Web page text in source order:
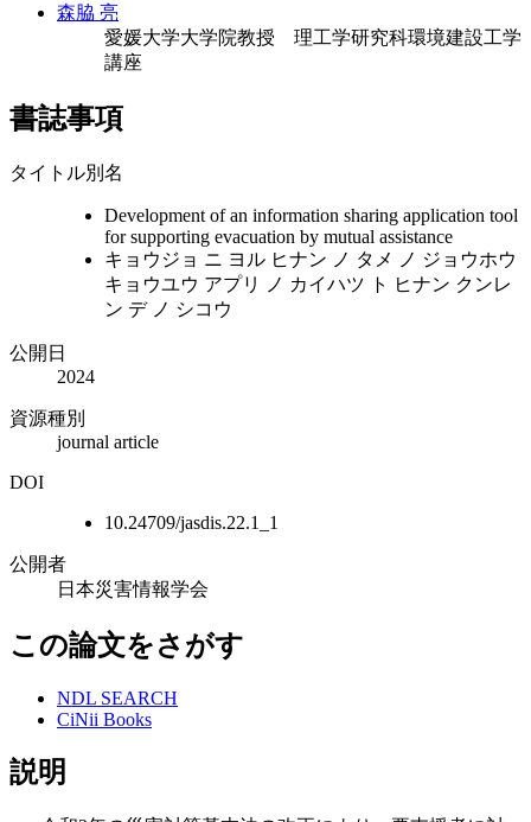
森脇 亮
愛媛大学大学院教授 理工学研究科環境建設工学
講座
書誌事項
タイトル別名
Development of an information sharing application tool
for supporting evacuation by mutual assistance
キョウジョ ニ ヨル ヒナン ノ タメ ノ ジョウホウ
キョウユウ アプリ ノ カイハツ ト ヒナン クンレ
ン デ ノ シコウ
公開日
2024
資源種別
journal article
DOI
10.24709/jasdis.22.1_1
公開者
日本災害情報学会
この論文をさがす
NDL SEARCH
CiNii Books
説明